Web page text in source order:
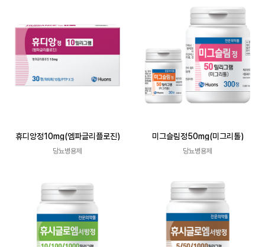
휴디앙정10mg(엠파글리플로진)
당뇨병용제
미그슬림정50mg(미그리톨)
당뇨병용제